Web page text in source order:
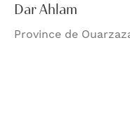
Dar Ahlam
Province de